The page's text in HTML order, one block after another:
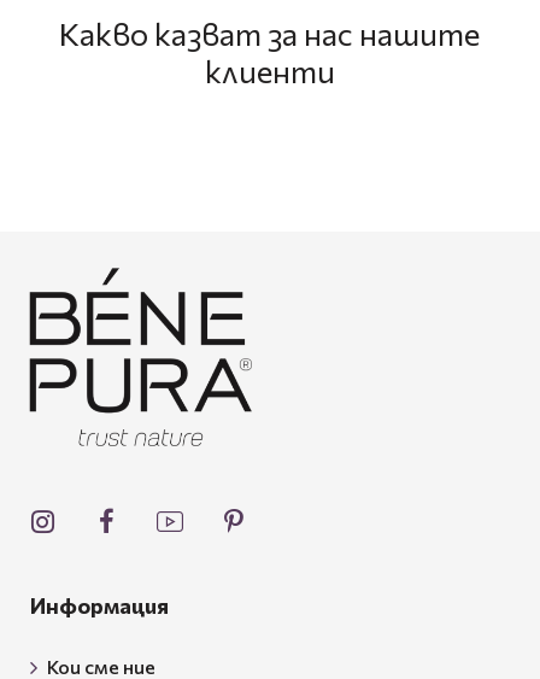
Какво казват за нас нашите
клиенти
Информация
Кои сме ние